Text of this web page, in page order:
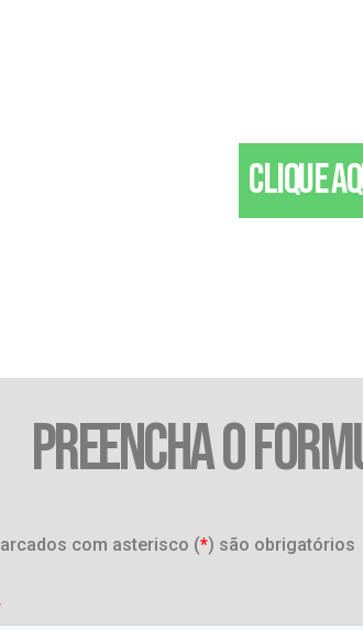
Clique
PREENCHA O
com asterisco (*) são obrigatórios